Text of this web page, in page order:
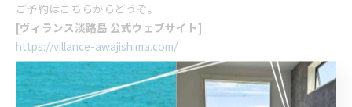
ご予約はこちらからどうぞ。
[ヴィランス淡路島 公式ウェブサイト]
https://villance-awajishima.com/
--------------------------------------------------------------------